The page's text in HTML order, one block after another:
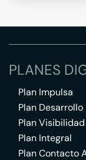
PLANES
Plan Impulsa
Plan Desarrollo
Plan Visibilidad
Plan Integral
Plan Contacto